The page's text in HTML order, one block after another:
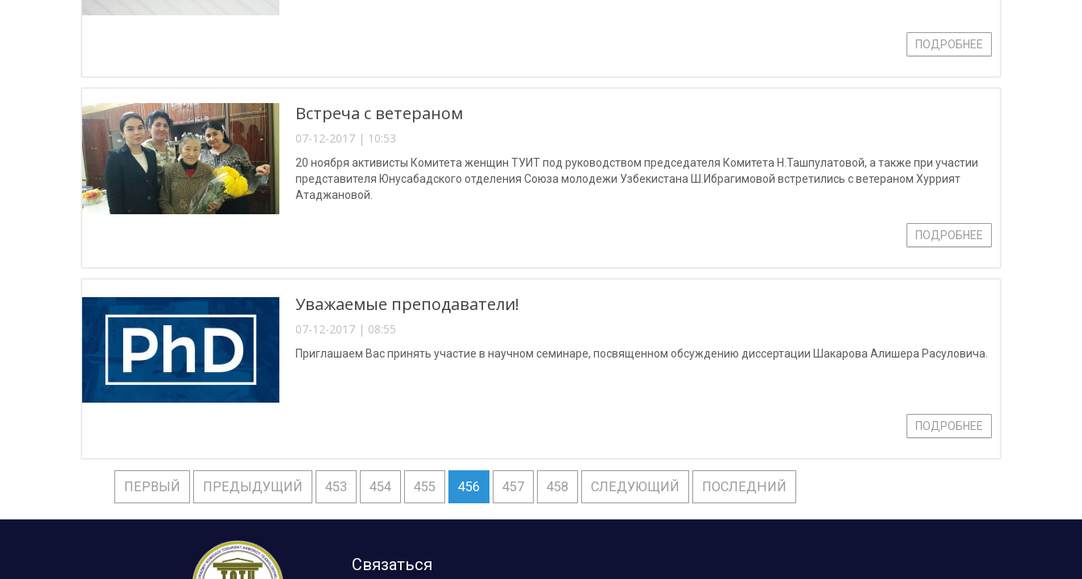
ПОДРОБНЕЕ
Встреча с ветераном
07-12-2017 | 10:53
20 ноября активисты Комитета женщин ТУИТ под руководством председателя Комитета Н.Ташпулатовой, а также при участии
представителя Юнусабадского отделения Союза молодежи Узбекистана Ш.Ибрагимовой встретились с ветераном Хуррият
Атаджановой.
ПОДРОБНЕЕ
Уважаемые преподаватели!
07-12-2017 | 08:55
Приглашаем Вас принять участие в научном семинаре, посвященном обсуждению диссертации Шакарова Алишера Расуловича.
ПОДРОБНЕЕ
ПЕРВЫЙ ПРЕДЫДУЩИЙ 453 454 455 456 457 458 СЛЕДУЮЩИЙ ПОСЛЕДНИЙ
Связаться